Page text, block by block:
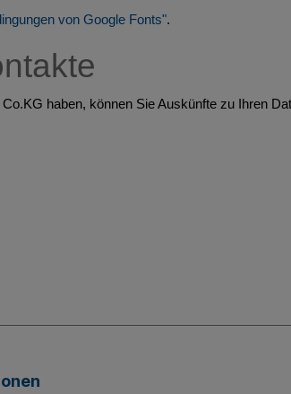
von Google Fonts".
haben, können Sie Auskünfte zu Ihren